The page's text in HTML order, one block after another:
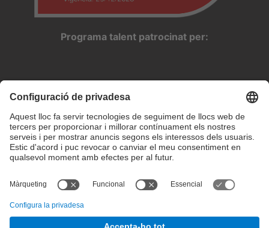
Programa talent patrocinat per:
Configuració de privadesa